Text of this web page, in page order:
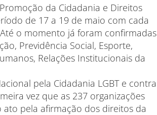
da Cidadania e Direitos
de 17 a 19 de maio com cada
o momento já foram confirmadas
Previdência Social, Esporte,
Relações Institucionais da
pela Cidadania LGBT e contra
vez que as 237 organizações
ato pela afirmação dos direitos da